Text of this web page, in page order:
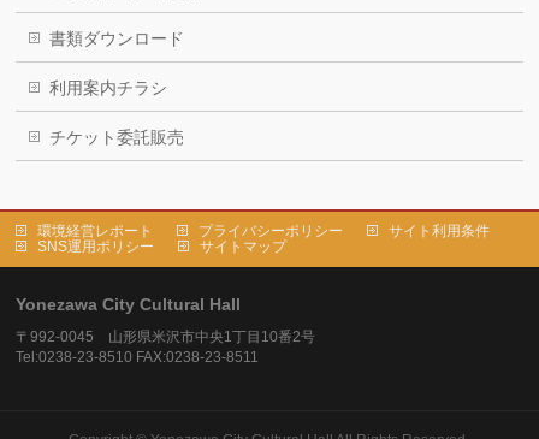
書類ダウンロード
利用案内チラシ
チケット委託販売
環境経営レポート プライバシーポリシー
サイト利用条件
SNS運用ポリシー
サイトマップ
Yonezawa City Cultural Hall
〒992-0045 山形県米沢市中央1丁目10番2号
Tel:0238-23-8510 FAX:0238-23-8511